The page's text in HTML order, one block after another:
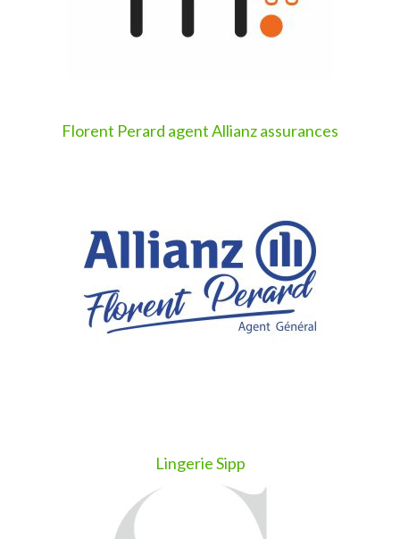
Florent Perard agent Allianz assurances
Lingerie Sipp